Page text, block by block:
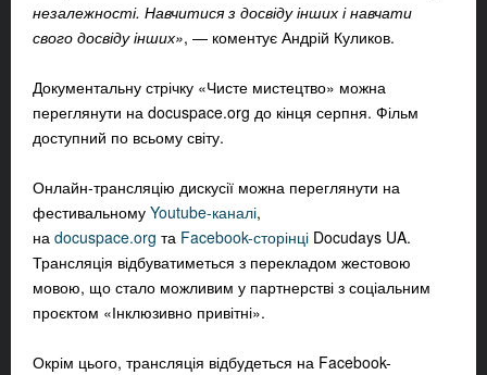
незалежності. Навчитися з досвіду інших і навчати
свого досвіду інших», — коментує Андрій Куликов.
Документальну стрічку «Чисте мистецтво» можна
переглянути на docuspace.org до кінця серпня. Фільм
доступний по всьому світу.
Онлайн-трансляцію дискусії можна переглянути на
фестивальному Youtube-каналі,
на docuspace.org та Facebook-сторінці Docudays UA.
Трансляція відбуватиметься з перекладом жестовою
мовою, що стало можливим у партнерстві з соціальним
проєктом «Інклюзивно привітні».
Окрім цього, трансляція відбудеться на Facebook-